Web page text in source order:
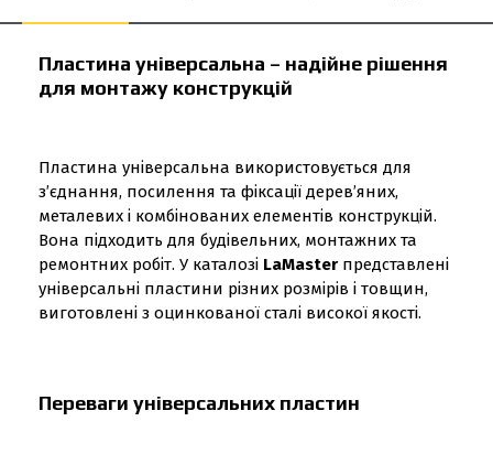
Пластина універсальна – надійне рішення
для монтажу конструкцій
Пластина універсальна використовується для
з’єднання, посилення та фіксації дерев’яних,
металевих і комбінованих елементів конструкцій.
Вона підходить для будівельних, монтажних та
ремонтних робіт. У каталозі LaMaster представлені
універсальні пластини різних розмірів і товщин,
виготовлені з оцинкованої сталі високої якості.
Переваги універсальних пластин